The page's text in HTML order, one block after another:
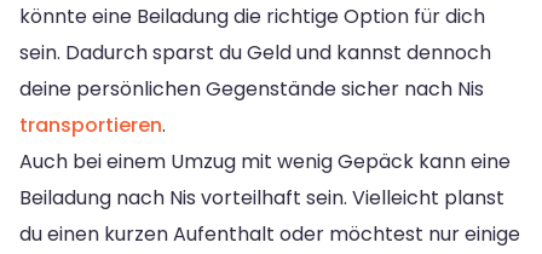
könnte eine Beiladung die richtige Option für dich
sein. Dadurch sparst du Geld und kannst dennoch
deine persönlichen Gegenstände sicher nach Nis
transportieren.
Auch bei einem Umzug mit wenig Gepäck kann eine
Beiladung nach Nis vorteilhaft sein. Vielleicht planst
du einen kurzen Aufenthalt oder möchtest nur einige